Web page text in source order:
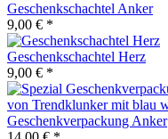
Geschenkschachtel Anker
9,00 € *
Geschenkschachtel Herz
9,00 € *
Geschenkverpackung Anker